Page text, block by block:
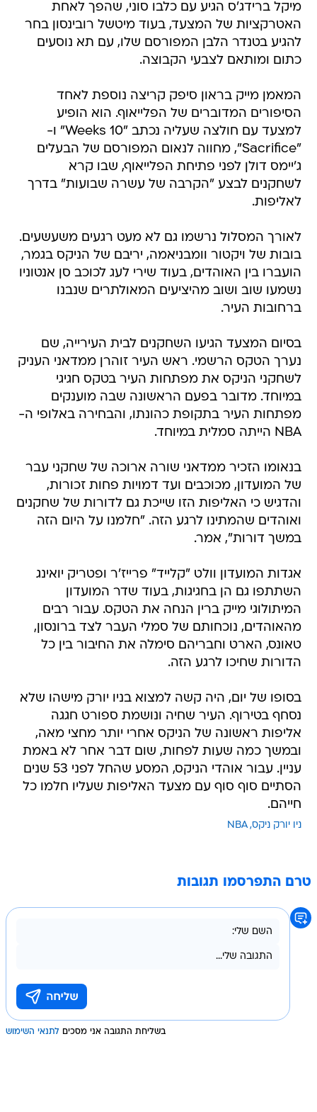
מיקל ברידג'ס הגיע עם כלבו סוני, שהפך לאחת
האטרקציות של המצעד, בעוד מיטשל רובינסון בחר
להגיע בטנדר הלבן המפורסם שלו, עם תא נוסעים
כתום ומותאם לצבעי הקבוצה.
המאמן מייק בראון סיפק קריצה נוספת לאחד
הסיפורים המדוברים של הפלייאוף. הוא הופיע
למצעד עם חולצה שעליה נכתב "10 Weeks" ו-
"Sacrifice", מחווה לנאום המפורסם של הבעלים
ג'יימס דולן לפני פתיחת הפלייאוף, שבו קרא
לשחקנים לבצע "הקרבה של עשרה שבועות" בדרך
לאליפות.
לאורך המסלול נרשמו גם לא מעט רגעים משעשעים.
בובות של ויקטור וומבניאמה, יריבם של הניקס בגמר,
הועברו בין האוהדים, בעוד שירי לעג לכוכב סן אנטוניו
נשמעו שוב ושוב מהיציעים המאולתרים שנבנו
ברחובות העיר.
בסיום המצעד הגיעו השחקנים לבית העירייה, שם
נערך הטקס הרשמי. ראש העיר זוהרן ממדאני העניק
לשחקני הניקס את מפתחות העיר בטקס חגיגי
במיוחד. מדובר בפעם הראשונה שבה מוענקים
מפתחות העיר בתקופת כהונתו, והבחירה באלופי ה-
NBA הייתה סמלית במיוחד.
בנאומו הזכיר ממדאני שורה ארוכה של שחקני עבר
של המועדון, מכוכבים ועד דמויות פחות זכורות,
והדגיש כי האליפות הזו שייכת גם לדורות של שחקנים
ואוהדים שהמתינו לרגע הזה. "חלמנו על היום הזה
במשך דורות", אמר.
אגדות המועדון וולט "קלייד" פרייז'ר ופטריק יואינג
השתתפו גם הן בחגיגות, בעוד שדר המועדון
המיתולוגי מייק ברין הנחה את הטקס. עבור רבים
מהאוהדים, נוכחותם של סמלי העבר לצד ברונסון,
טאונס, הארט וחבריהם סימלה את החיבור בין כל
הדורות שחיכו לרגע הזה.
בסופו של יום, היה קשה למצוא בניו יורק מישהו שלא
נסחף בטירוף. העיר שחיה ונושמת ספורט חגגה
אליפות ראשונה של הניקס אחרי יותר מחצי מאה,
ובמשך כמה שעות לפחות, שום דבר אחר לא באמת
עניין. עבור אוהדי הניקס, המסע שהחל לפני 53 שנים
הסתיים סוף סוף עם מצעד האליפות שעליו חלמו כל
חייהם.
ניו יורק ניקס NBA
טרם התפרסמו תגובות
בשליחת התגובה אני מסכים לתנאי השימוש